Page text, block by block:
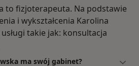
to fizjoterapeuta. Na podstawie
i wykształcenia Karolina
takie jak: konsultacja
ma swój gabinet?